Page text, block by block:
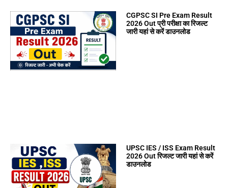
CGPSC SI Pre Exam Result
2026 Out प्री परीक्षा का रिजल्ट
जारी यहां से करें डाउनलोड
UPSC IES / ISS Exam Result
2026 Out रिजल्ट जारी यहां से करें
डाउनलोड